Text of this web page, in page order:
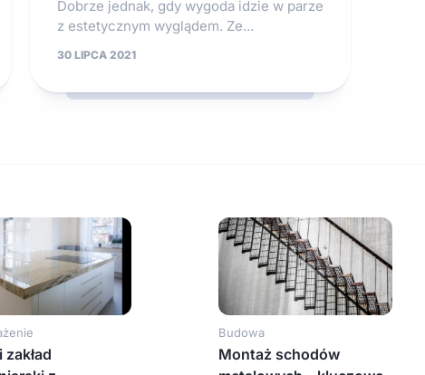
Dobrze jednak, gdy wygoda idzie w parze
z estetycznym wyglądem. Ze...
30 LIPCA 2021
zakład
Budowa
Montaż schodów